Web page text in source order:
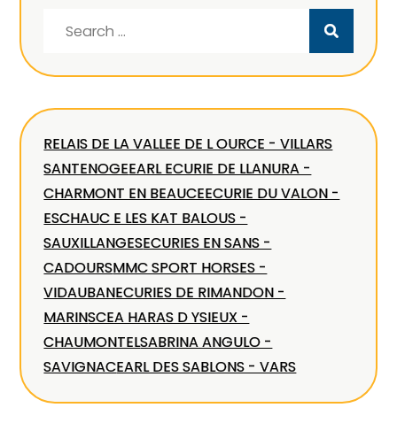
RELAIS DE LA VALLEE DE L OURCE - VILLARS
SANTENOGEEARL ECURIE DE LLANURA -
CHARMONT EN BEAUCEECURIE DU VALON -
ESCHAUC E LES KAT BALOUS -
SAUXILLANGESECURIES EN SANS -
CADOURSMMC SPORT HORSES -
VIDAUBANECURIES DE RIMANDON -
MARINSCEA HARAS D YSIEUX -
CHAUMONTELSABRINA ANGULO -
SAVIGNACEARL DES SABLONS - VARS